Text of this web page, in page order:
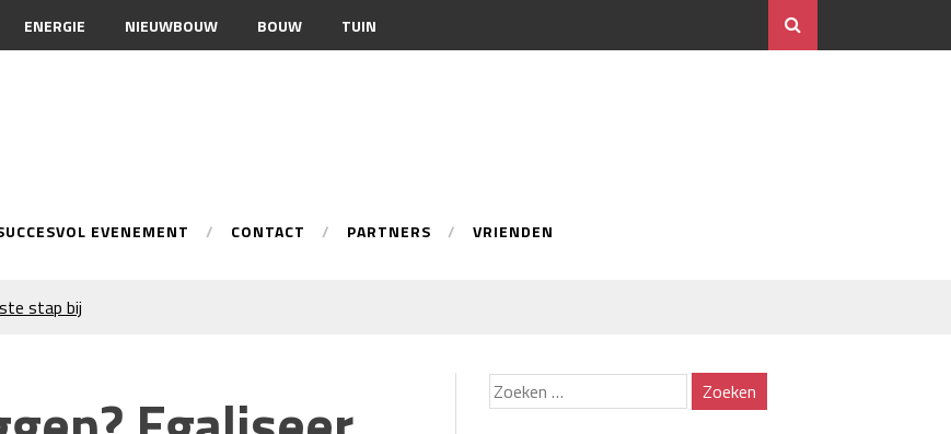
ENERGIE NIEUWBOUW BOUW TUIN
EVENEMENT CONTACT PARTNERS VRIENDEN
stap bij